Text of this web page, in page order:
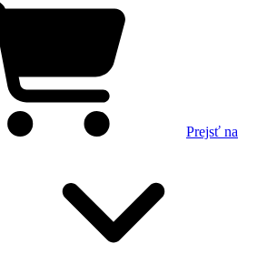
Prejsť na